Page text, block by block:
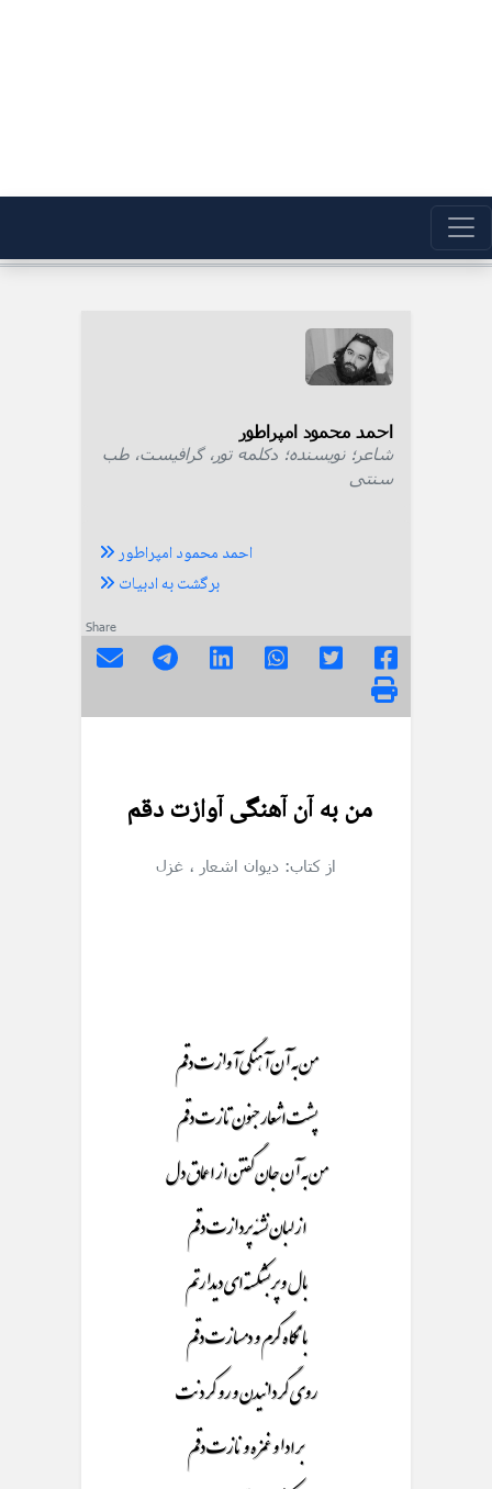
احمد محمود امپراطور
شاعر؛ نویسنده؛ دکلمه تور، گرافیست، طب
سنتی
احمد محمود امپراطور
برگشت به ادبیات
Share
من به آن آهنگی آوازت دقم
از کتاب: دیوان اشعار ، غزل
من به آن آهنگی آوازت دقم
پشت اشعار جنون تازت دقم
من به آن جان گفتن از اعماق دل
از لبان نشئه پردازت دقم
بال و پر بشکسته ای دیدارتم
با نگاه گرم و دمسازت دقم
روی گردانیدن و رو کردنت
بر ادا و غمزه و نازت دقم